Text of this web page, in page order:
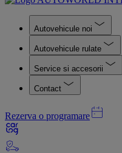
Autovehicule noi
Autovehicule rulate
Service si accesorii
Contact
Rezerva o programare